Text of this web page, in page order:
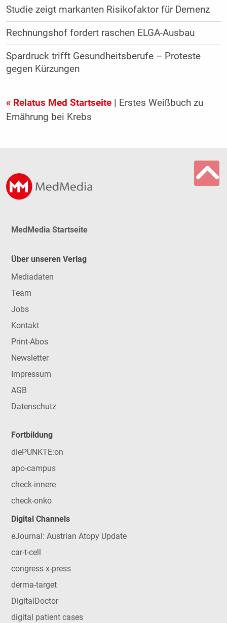
Studie zeigt markanten Risikofaktor für Demenz
Rechnungshof fordert raschen ELGA-Ausbau
Spardruck trifft Gesundheitsberufe – Proteste
gegen Kürzungen
« Relatus Med Startseite| Erstes Weißbuch zu
Ernährung bei Krebs
MedMedia Startseite
Über unseren Verlag
Mediadaten
Team
Jobs
Kontakt
Print-Abos
Newsletter
Impressum
AGB
Datenschutz
Fortbildung
diePUNKTE:on
apo-campus
check-innere
check-onko
Digital Channels
eJournal: Austrian Atopy Update
car-t-cell
congress x-press
derma-target
DigitalDoctor
digital patient cases